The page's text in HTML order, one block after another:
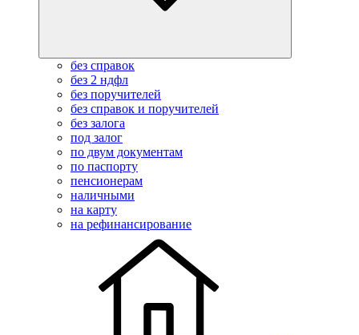
без справок
без 2 ндфл
без поручителей
без справок и поручителей
без залога
под залог
по двум документам
по паспорту
пенсионерам
наличными
на карту
на рефинансирование